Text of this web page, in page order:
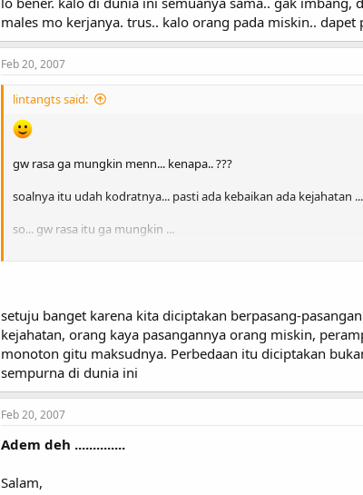
yaa... paling ga kita mesti terima segala perbedaan yang ada ..
di tentukan ... makanya adanya.. kata "toleransi" antar
males mo kerjanya. trus.. kalo orang pada miskin..
Feb 20, 2007
lintangts said:
gw rasa ga mungkin menn... kenapa.. ???
soalnya itu udah kodratnya... pasti ada kebaikan ada kejahatan
so... gw rasa itu ga mungkin ...
yaa... paling ga kita mesti terima segala perbedaan yang ada ..
di tentukan ... makanya adanya.. kata "toleransi" antar
tp .... roda .. waktu terus berputar...
nanti akan tiba masanya.. saat semuanya serba .. "habis" /..
" hari akhir " ...
dan kita semua kembali pada Sang Pencipta ...
Innalillahi wainnailaihi roji'unn....
setuju banget karena kita diciptakan berpasang-
kejahatan, orang kaya pasangannya orang miskin,
monoton gitu maksudnya. Perbedaan itu diciptakan
sempurna di dunia ini
Feb 20, 2007
Adem deh ..............
Salam,